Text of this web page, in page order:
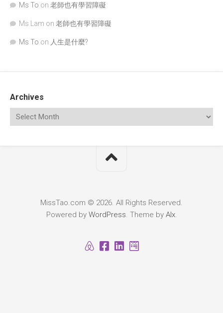
Ms To on 老師也有學習障礙
Ms Lam on 老師也有學習障礙
Ms To on 人生是什麼?
Archives
MissTao.com © 2026. All Rights Reserved.
Powered by WordPress . Theme by Alx.